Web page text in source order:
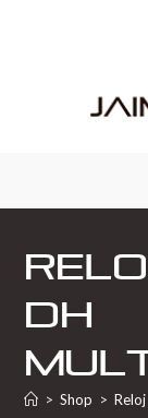
DH
> Shop >